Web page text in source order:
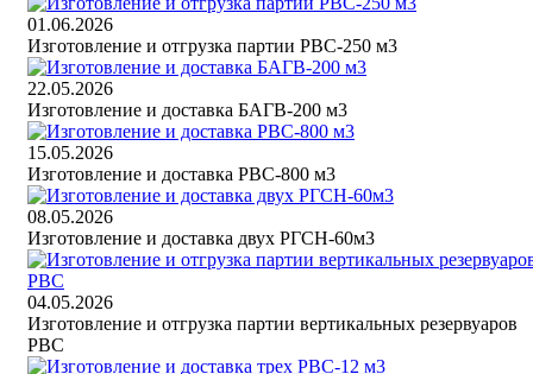
01.06.2026
Изготовление и отгрузка партии РВС-250 м3
22.05.2026
Изготовление и доставка БАГВ-200 м3
15.05.2026
Изготовление и доставка РВС-800 м3
08.05.2026
Изготовление и доставка двух РГСН-60м3
04.05.2026
Изготовление и отгрузка партии вертикальных резервуаров
РВС